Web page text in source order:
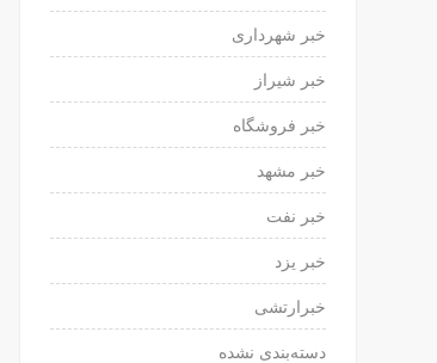
خبر شهرداری
خبر شیراز
خبر فروشگاه
خبر مشهد
خبر نفت
خبر یزد
خبرارتشی
دسته‌بندی نشده